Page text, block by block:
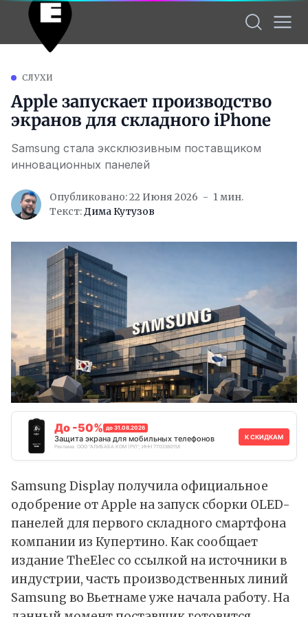
СЛУХИ
Apple запускает производство
экранов для складного iPhone
Samsung стала эксклюзивным поставщиком
инновационных панелей
Опубликовано: 22 Июня 2026
1 мин.
Текст:Дима Кутузов
До -50% до 31.08.2026
Защита экрана для мобильных телефонов
Реклама. ООО "АЛИБАБА.КОМ (РУ)", ИНН 7703380158
К СКИДКАМ
Samsung Display получила официальное
одобрение от Apple на запуск сборки OLED-
панелей для первого складного смартфона
компании из Купертино. Как сообщает
издание TheElec со ссылкой на источники в
индустрии, часть производственных линий
Samsung во Вьетнаме уже начала работу. На